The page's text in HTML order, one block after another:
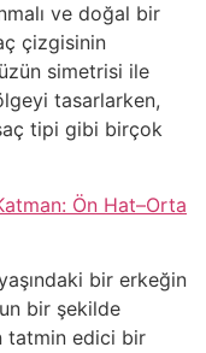
ve doğal bir
çizgisinin
simetrisi ile
tasarlarken,
tipi gibi birçok
Ön Hat–Orta
bir erkeğin
bir şekilde
tatmin edici bir